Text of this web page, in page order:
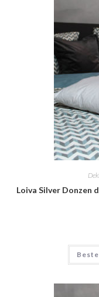
Loiva Silver Donzen